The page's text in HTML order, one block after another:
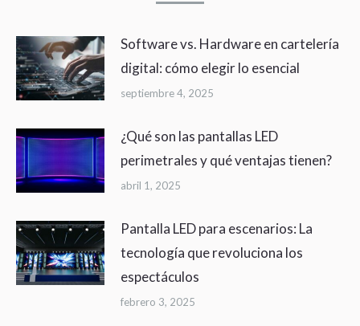
Software vs. Hardware en cartelería
digital: cómo elegir lo esencial
septiembre 4, 2025
¿Qué son las pantallas LED
perimetrales y qué ventajas tienen?
abril 1, 2025
Pantalla LED para escenarios: La
tecnología que revoluciona los
espectáculos
febrero 3, 2025